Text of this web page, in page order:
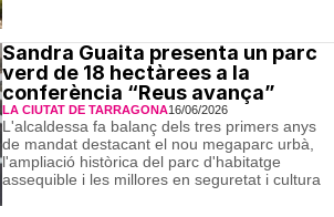
Sandra Guaita presenta un parc
verd de 18 hectàrees a la
conferència “Reus avança”
LA CIUTAT DE TARRAGONA16/06/2026
L'alcaldessa fa balanç dels tres primers anys
de mandat destacant el nou megaparc urbà,
l'ampliació històrica del parc d'habitatge
assequible i les millores en seguretat i cultura